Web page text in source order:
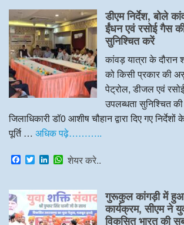
e
b
o
o
k
t
t
e
r
k
e
d
I
n
t
s
A
p
p
डीएम निर्देश, बोले
ईंधन एवं रसोई गैस की
सुनिश्चित करें
कांवड़ यात्रा के
को किसी प्रकार की
पेट्रोल, डीजल एवं
उपलब्धता सुनिश्चित
जिलाधिकारी डॉ0 आशीष चौहान द्वारा दिए गए
पूर्ति … अधिक पढ़े………..
F
a
e
b
o
T
w
t
t
e
r
L
k
e
d
I
W
t
s
A
p
शेयर करे..
गुरूकुल कांगड़ी में हुआ
कार्यक्रम, सीएम ने
विकसित भारत की